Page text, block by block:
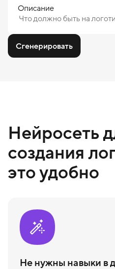
Описание
Сгенерировать
Нейросеть
создания
это удобно
Не нужны навыки в